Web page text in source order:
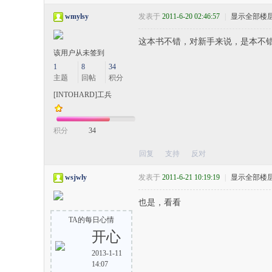
wmylsy
该用户从未签到
1
主题
8
回帖
34
积分
[INTOHARD]工兵
积分 34
发表于 2011-6-20 02:46:57 显示全部楼
这本书不错，对新手来说，是本不
回复 支持 反对
wsjwly
TA的每日心情
开心
2013-1-11
14:07
发表于 2011-6-21 10:19:19 显示全部楼
也是，看看